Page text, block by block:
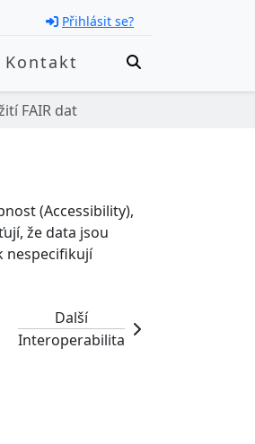
Přihlásit se?
Kontakt
FAIR dat
(Accessibility),
že data jsou
nespecifikují
Další
Interoperabilita